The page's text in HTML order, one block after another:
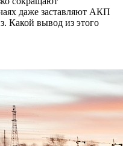
даже заставляют АКП
Какой вывод из этого